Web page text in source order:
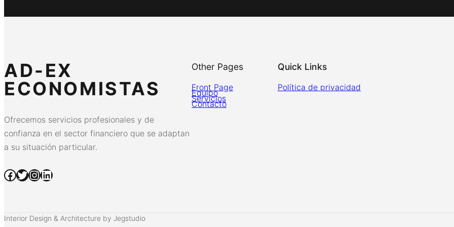
AD-EX
ECONOMISTAS
Ofrecemos servicios profesionales y de
confianza en el sector financiero que se adaptan
a su situación particular.
Facebook Twitter InstagramLinkedIn
Other Pages
Front Page
Equipo
Servicios
Contacto
Quick Links
Política de privacidad
Interior Design & Architecture by Jegstudio